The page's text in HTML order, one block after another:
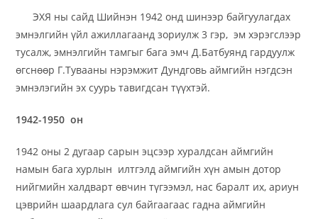
ЭХЯ ны сайд Шийнэн 1942 онд шинээр байгуулагдах
эмнэлгийн үйл ажиллагаанд зориулж 3 гэр, эм хэрэгслээр
тусалж, эмнэлгийн тамгыг бага эмч Д.Батбуянд гардуулж
өгснөөр Г.Тувааны нэрэмжит Дундговь аймгийн нэгдсэн
эмнэлэгийн эх суурь тавигдсан түүхтэй.
1942-1950 он
1942 оны 2 дугаар сарын эцсээр хуралдсан аймгийн
намын бага хурлын илтгэлд аймгийн хүн амын дотор
нийгмийн халдварт өвчин түгээмэл, нас баралт их, ариун
цэврийн шаардлага сул байгаагаас гадна аймгийн